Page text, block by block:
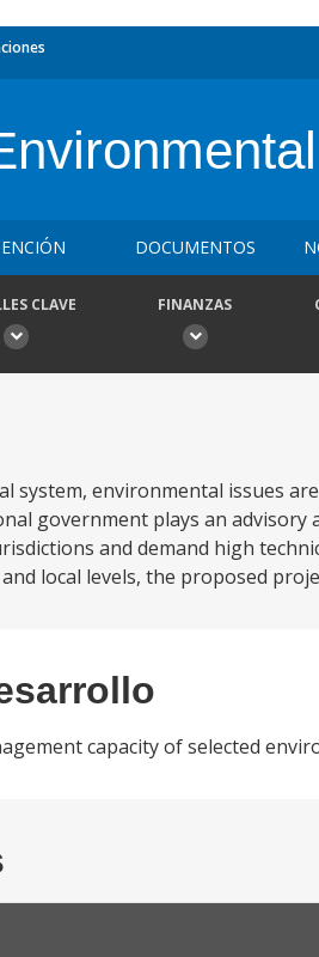
DOCUMENTOS
CLAVE FINANZAS
system, environmental issues
government plays an
and demand high
local levels, the proposed
capacity of selected